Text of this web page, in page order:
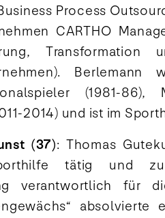
Process
CARTHO
Transformation
Berlemann
(1981-
2014) und ist im
(37): Thomas
tätig und
verantwortlich für